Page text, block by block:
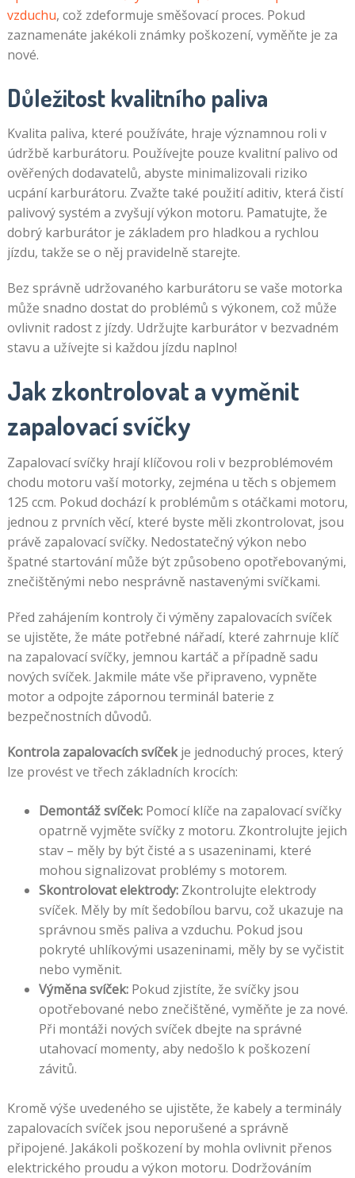
vzduchu, což zdeformuje směšovací proces. Pokud
zaznamenáte jakékoli známky poškození, vyměňte je za
nové.
Důležitost kvalitního paliva
Kvalita paliva, které používáte, hraje významnou roli v
údržbě karburátoru. Používejte pouze kvalitní palivo od
ověřených dodavatelů, abyste minimalizovali riziko
ucpání karburátoru. Zvažte také použití aditiv, která čistí
palivový systém a zvyšují výkon motoru. Pamatujte, že
dobrý karburátor je základem pro hladkou a rychlou
jízdu, takže se o něj pravidelně starejte.
Bez správně udržovaného karburátoru se vaše motorka
může snadno dostat do problémů s výkonem, což může
ovlivnit radost z jízdy. Udržujte karburátor v bezvadném
stavu a užívejte si každou jízdu naplno!
Jak zkontrolovat a vyměnit
zapalovací svíčky
Zapalovací svíčky hrají klíčovou roli v bezproblémovém
chodu motoru vaší motorky, zejména u těch s objemem
125 ccm. Pokud dochází k problémům s otáčkami motoru,
jednou z prvních věcí, které byste měli zkontrolovat, jsou
právě zapalovací svíčky. Nedostatečný výkon nebo
špatné startování může být způsobeno opotřebovanými,
znečištěnými nebo nesprávně nastavenými svíčkami.
Před zahájením kontroly či výměny zapalovacích svíček
se ujistěte, že máte potřebné nářadí, které zahrnuje klíč
na zapalovací svíčky, jemnou kartáč a případně sadu
nových svíček. Jakmile máte vše připraveno, vypněte
motor a odpojte zápornou terminál baterie z
bezpečnostních důvodů.
Kontrola zapalovacích svíčekje jednoduchý proces, který
lze provést ve třech základních krocích:
Demontáž svíček:Pomocí klíče na zapalovací svíčky
opatrně vyjměte svíčky z motoru. Zkontrolujte jejich
stav – měly by být čisté a s usazeninami, které
mohou signalizovat problémy s motorem.
Skontrolovat elektrody:Zkontrolujte elektrody
svíček. Měly by mít šedobílou barvu, což ukazuje na
správnou směs paliva a vzduchu. Pokud jsou
pokryté uhlíkovými usazeninami, měly by se vyčistit
nebo vyměnit.
Výměna svíček:Pokud zjistíte, že svíčky jsou
opotřebované nebo znečištěné, vyměňte je za nové.
Při montáži nových svíček dbejte na správné
utahovací momenty, aby nedošlo k poškození
závitů.
Kromě výše uvedeného se ujistěte, že kabely a terminály
zapalovacích svíček jsou neporušené a správně
připojené. Jakákoli poškození by mohla ovlivnit přenos
elektrického proudu a výkon motoru. Dodržováním